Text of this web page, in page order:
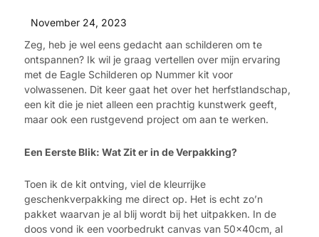
November 24, 2023
Zeg, heb je wel eens gedacht aan schilderen om te
ontspannen? Ik wil je graag vertellen over mijn ervaring
met de Eagle Schilderen op Nummer kit voor
volwassenen. Dit keer gaat het over het herfstlandschap,
een kit die je niet alleen een prachtig kunstwerk geeft,
maar ook een rustgevend project om aan te werken.
Een Eerste Blik: Wat Zit er in de Verpakking?
Toen ik de kit ontving, viel de kleurrijke
geschenkverpakking me direct op. Het is echt zo’n
pakket waarvan je al blij wordt bij het uitpakken. In de
doos vond ik een voorbedrukt canvas van 50x40cm, al